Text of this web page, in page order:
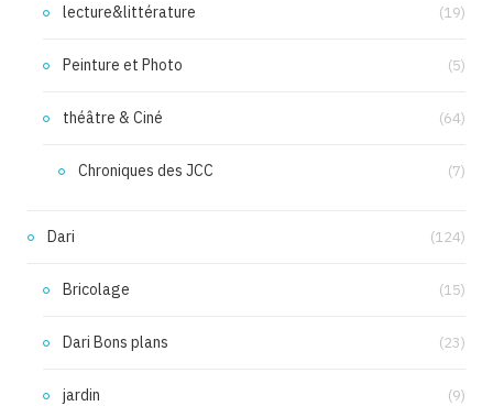
lecture&littérature (19)
Peinture et Photo (5)
théâtre & Ciné (64)
Chroniques des JCC (7)
Dari (124)
Bricolage (15)
Dari Bons plans (23)
jardin (9)